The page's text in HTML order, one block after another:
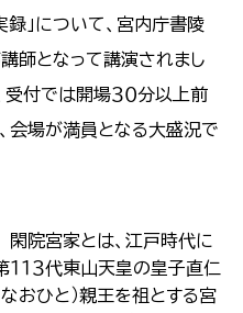
」について、宮内庁書陵
師となって講演されまし
付では開場３０分以上前
会場が満員となる大盛況で
閑院宮家とは、江戸時代に
１１３代東山天皇の皇子直仁
なおひと）親王を祖とする宮